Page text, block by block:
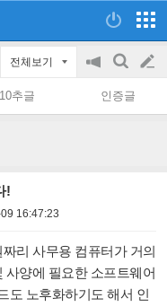
전체보기
공
on/off
검
색
글
쓰
10추글 인증글
!
16:47:23
리 사무용 컴퓨터가 거의
사양에 필요한 소프트웨어
도 노후화하기도 해서 인